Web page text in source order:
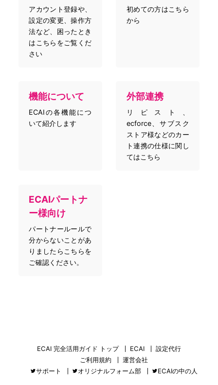
アカウント登録や、
設定の変更、操作方
法など、困ったとき
はこちらをご覧くだ
さい
初めての方はこちら
から
機能について
ECAIの各機能につ
いて紹介します
外部連携
リピスト、
ecforce、サブスク
ストア様などのカー
ト連携の仕様に関し
てはこちら
ECAIパートナ
ー様向け
パートナールールで
分からないことがあ
りましたらこちらを
ご確認ください。
ECAI 完全活用ガイド トップ ECAI
設定代行
ご利用規約
運営会社
サポート
オリジナルフォーム部 ECAIの中の人